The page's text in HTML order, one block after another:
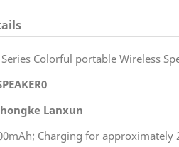
Colorful portable Wireless
Lanxun
Charging for approximately